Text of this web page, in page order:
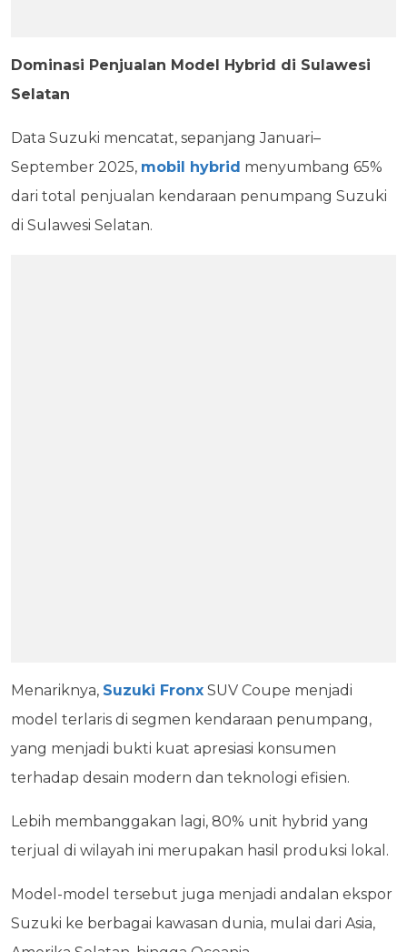
Dominasi Penjualan Model Hybrid di Sulawesi
Selatan
Data Suzuki mencatat, sepanjang Januari–
September 2025, mobil hybrid menyumbang 65%
dari total penjualan kendaraan penumpang Suzuki
di Sulawesi Selatan.
Menariknya, Suzuki Fronx SUV Coupe menjadi
model terlaris di segmen kendaraan penumpang,
yang menjadi bukti kuat apresiasi konsumen
terhadap desain modern dan teknologi efisien.
Lebih membanggakan lagi, 80% unit hybrid yang
terjual di wilayah ini merupakan hasil produksi lokal.
Model-model tersebut juga menjadi andalan ekspor
Suzuki ke berbagai kawasan dunia, mulai dari Asia,